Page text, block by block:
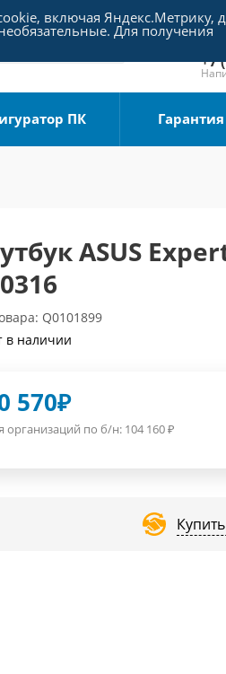
+7
+7
ПК
ASUS
Q0101899
в наличии
570₽
организаций по б/н: 104 160₽
включая Яндекс.Метрику,
Для получения